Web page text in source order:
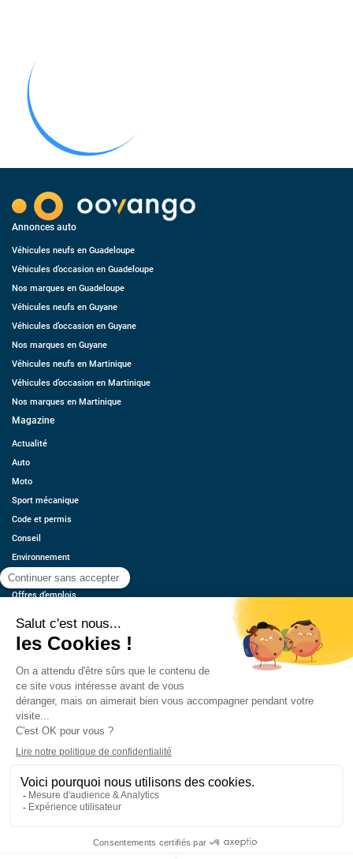
Annonces auto
Véhicules neufs en Guadeloupe
Véhicules d’occasion en Guadeloupe
Nos marques en Guadeloupe
Véhicules neufs en Guyane
Véhicules d’occasion en Guyane
Nos marques en Guyane
Véhicules neufs en Martinique
Véhicules d’occasion en Martinique
Nos marques en Martinique
Magazine
Actualité
Auto
Moto
Sport mécanique
Code et permis
Conseil
Environnement
Économie
Offres d’emplois
Contact
Estimez votre voiture
Mentions légales
CGU